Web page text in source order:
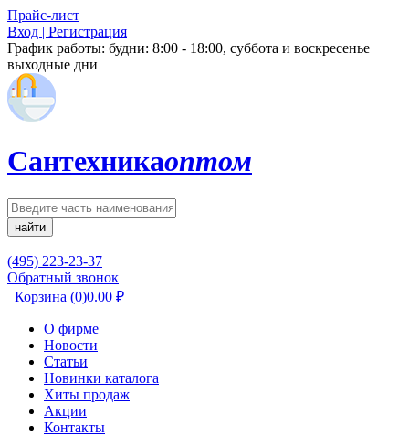
Прайс-лист
Вход | Регистрация
График работы: будни: 8:00 - 18:00, суббота и воскресенье
выходные дни
Сантехникаоптом
найти
(495) 223-23-37
Обратный звонок
Корзина (0)0.00 ₽
О фирме
Новости
Статьи
Новинки каталога
Хиты продаж
Акции
Контакты